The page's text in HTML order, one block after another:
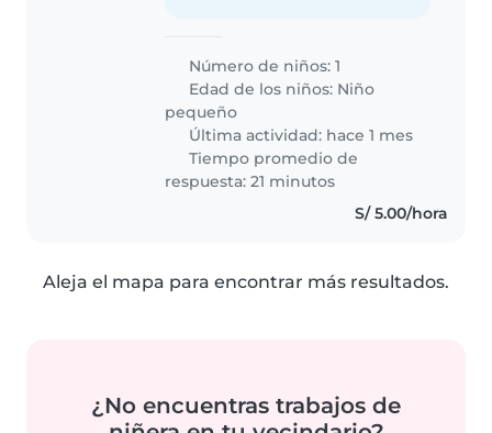
Número de niños: 1
Edad de los niños: Niño
pequeño
Última actividad: hace 1 mes
Tiempo promedio de
respuesta: 21 minutos
S/ 5.00/hora
Aleja el mapa para encontrar más resultados.
¿No encuentras trabajos de